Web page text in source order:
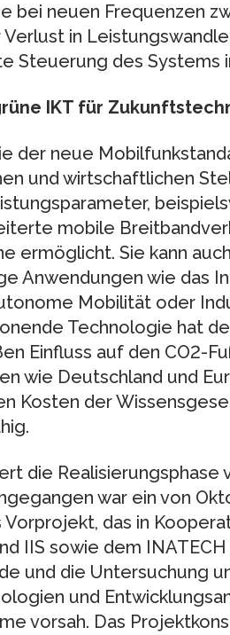
bei neuen Frequenzen
in
Steuerung des Systems
IKT für
der neue
und wirtschaftlichen
mobile
ermöglicht. Sie kann
Anwendungen wie das
Mobilität oder
Technologie hat
Einfluss auf den CO2-
wie Deutschland und
Kosten der
die
war ein von
das in
IIS sowie dem
und die Untersuchung
und
vorsah. Das